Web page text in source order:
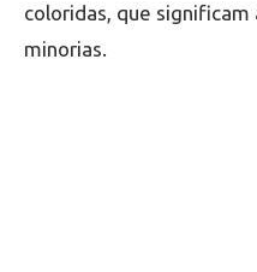
coloridas, que
minorias.